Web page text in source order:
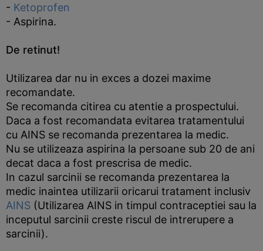
- Ketoprofen
- Aspirina.
De retinut!
Utilizarea dar nu in exces a dozei maxime
recomandate.
Se recomanda citirea cu atentie a prospectului.
Daca a fost recomandata evitarea tratamentului
cu AINS se recomanda prezentarea la medic.
Nu se utilizeaza aspirina la persoane sub 20 de ani
decat daca a fost prescrisa de medic.
In cazul sarcinii se recomanda prezentarea la
medic inaintea utilizarii oricarui tratament inclusiv
AINS (Utilizarea AINS in timpul contraceptiei sau la
inceputul sarcinii creste riscul de intrerupere a
sarcinii).